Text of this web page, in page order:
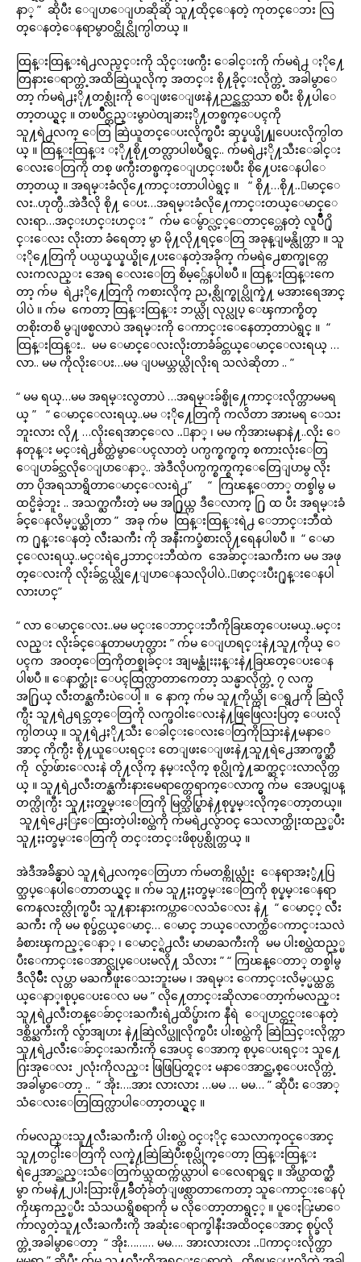
နာ္ ” ဆိုပီး ေျပာေျပာဆိုဆို သူ႔ထိုင္ေနတဲ့ ကုတင္ေဘး လြ
တ္ေနတဲ့ေနရာမွာဝင္ထိုင္လိုက္ပါတယ္ ။
ထြန္းထြန္းရဲ႕လည္ပင္းကို သိုင္းဖက္ပီး ေခါင္းကို က်မရဲ႕ ႏို႔ေ
တြနားေရာက္တဲ့အထိဆြဲယူလိုက္ အတင္း စို႔ခိုင္းလိုက္တဲ့ အခါမွာေ
တာ့ က်မရဲ႕ႏို႔တစ္လုံးကို ေျဖးေျဖးနဲ႔ညင္ညင္သာသာ စပီး စို႔ပါေ
တာ့တယ္ရွင္ ။ တၿပိဳင္တည္းမွာပဲတျခားႏို႔တစ္ဖက္ေပၚကို
သူ႔ရဲ႕လက္ ေတြ ဆြဲယူတင္ေပးလိုက္ၿပီး ဆုပ္နယ္ဖို႔ျပေပးလိုက္ပါတ
ယ္ ။ ထြန္းထြန္း ႏို႔စို႔တတ္လာပါၿပီရွင္.. က်မရဲ႕ႏို႔သီးေခါင္း
ေလးေတြကို တစ္ ဖက္ပီးတစ္ဖက္ေျပာင္းၿပီး စို႔ေပးေနပါေ
တာ့တယ္ ။ အရမ္းခံလို႔ေကာင္းတာပါပဲရွင္ ။ “ စို႔…စို႔..ေမာင္ေ
လး..ဟုတ္ပီ..အဲဒီလို စို႔ ေပး…အရမ္းခံလို႔ေကာင္းတယ္ေမာင္ေ
လးရာ…အင္းဟင္းဟင္း ” က်မ ေမွ်ာ္လင့္ေတာင့္တေနတဲ့ လူပ်ိဳ႐ို
င္းေလး လိုးတာ ခံရေတာ့ မွာ မို႔လို႔ရင္ေတြ အခုန္ျမန္လိုက္တာ ။ သူ
ႏို႔ေတြကို ပယ္ပယ္နယ္နယ္စို႔ေပးေနတဲ့အခိုက္ က်မရဲ႕ေစာက္ဖုတ္ကေ
လးကလည္း အေရ ေလးေတြ စိမ့္က်ေနပါၿပီ ။ ထြန္းထြန္းကေ
တာ့ က်မ ရဲ႕ႏို႔ေတြကို ကစားလိုက္ ညႇစ္လိုက္စုပ္လိုက္နဲ႔ မအားရေအာင္
ပါပဲ ။ က်မ ကေတာ့ ထြန္းထြန္း ဘယ္လို လုပ္လုပ္ ေၾကာက္စိတ္
တစိုးတစိ မွျဖစ္မလာပဲ အရမ္းကို ေကာင္းေနေတာ့တာပဲရွင္ ။ “
ထြန္းထြန္း.. မမ ေမာင္ေလးလိုးတာခံခ်င္တယ္ေမာင္ေလးရယ္ …
လာ.. မမ ကိုလိုးေပး…မမ ျပမယ္ဘယ္လိုလိုးရ သလဲဆိုတာ .. ”
“ မမ ရယ္…မမ အရမ္းလွတာပဲ …အရမ္းခ်စ္ဖို႔ေကာင္းလိုက္တာမမရ
ယ္ ” “ ေမာင္ေလးရယ္..မမ ႏို႔ေတြကို ကလိတာ အားမရ ေသး
ဘူးလား လို႔ …လိုးရေအာင္ေလ ..ေနာ္ ၊ မမ ကိုအားမနာနဲ႔..လိုး ေ
နတုန္း မင္းရဲ႕စိတ္ထဲမွာေပၚလာတဲ့ ပက္ပက္စက္စက္ စကားလုံးေတြ
ေျပာခ်င္သလိုေျပာေနာ္.. အဲဒီလိုပက္ပက္စက္စက္ေတြေျပာမွ လိုး
တာ ပိုအရသာရွိတာေမာင္ေလးရဲ႕” “ ကြၽန္ေတာ္ တစ္ခါမွ မ
ထင္မိခဲ့ဘူး .. အသက္ႀကီးတဲ့ မမ အ႐ြယ္က ဒီေလာက္ ႐ြ ထ ပီး အရမ္းခံ
ခ်င္ေနလိမ့္မယ္ဆိုတာ ” အခု က်မ ထြန္းထြန္းရဲ႕ ေဘာင္းဘီထဲ
က ႐ုန္းေနတဲ့ လီးႀကီး ကို အနီးကပ္ခံစားလို႔ရေနပါၿပီ ။ “ ေမာ
င္ေလးရယ္..မင္းရဲ႕ေဘာင္းဘီထဲက အေခ်ာင္းႀကီးက မမ အဖု
တ္ေလးကို လိုးခ်င္တယ္လို႔ေျပာေနသလိုပါပဲ..ေဖာင္းပီး႐ုန္းေနပါ
လားဟင္”
“ လာ ေမာင္ေလး..မမ မင္းေဘာင္းဘီကိုခြၽတ္ေပးမယ္..မင္း
လည္း လိုးခ်င္ေနတာမဟုတ္လား ” က်မ ေျပာရင္းနဲ႔သူ႔ကိုယ္ ေ
ပၚက အဝတ္ေတြကိုတစ္ခုခ်င္း အျမန္ဆုံးႏႈန္းနဲ႔ခြၽတ္ေပးေန
ပါၿပီ ။ ေနာက္ဆုံး ေပၚထြက္လာတာကေတာ့ သန္မာလိုက္တဲ့ ၇ လက္မ
အ႐ြယ္ လီးတန္ႀကီးပဲေပါ့ ။ ေနာက္ က်မ သူ႔ကိုယ္ကို ေရွ႕ကို ဆြဲလို
က္ပီး သူ႔ရဲ႕ရင္ဘတ္ေတြကို လက္ဖဝါးေလးနဲ႔ဖြဖြေလးပြတ္ ေပးလို
က္ပါတယ္ ။ သူ႔ရဲ႕ႏို႔သီး ေခါင္းေလးေတြကိုသြားနဲ႔မနာေ
အာင္ ကိုက္ပီး စို႔ယူေပးရင္း တေျဖးေျဖးနဲ႔သူ႔ရဲ႕ေအာက္ဖက္ဆီ
ကို လွ်ာဖ်ားေလးနဲ တို႔လိုက္ နမ္းလိုက္ စုပ္လိုက္နဲ႔ဆက္ဆင္းလာလိုက္တ
ယ္ ။ သူ႔ရဲ႕လီးတန္ႀကီးနားမေရာက္တေရာက္ေလာက္မွ က်မ အေပၚျပန္
တက္လိုက္ပီး သူ႔ႏႈတ္ခမ္းေတြကို မြတ္သိပ္စြာနဲ႔စုပ္နမ္းလိုက္ေတာ့တယ္။
သူ႔ရဲ႕ေႏြးေထြးတဲ့ပါးစပ္ထဲကို က်မရဲ႕လွ်ာဝင္ သေလာက္ထိုးထည့္ၿပီး
သူ႔ႏႈတ္ခမ္းေတြကို တင္းတင္းဖိစုပ္ပစ္လိုက္တယ္ ။
အဲဒီအခ်ိန္မွာပဲ သူ႔ရဲ႕လက္ေတြဟာ က်မတစ္ကိုယ္လုံး ေနရာအႏွံ႔ပြ
တ္သပ္ေနပါေတာတယ္ရွင္ ။ က်မ သူ႔ႏႈတ္ခမ္းေတြကို စုပ္နမ္းေနရာ
ကေနလႊတ္လိုက္ၿပီး သူ႔နားနားကပ္ကာေလသံေလး နဲ႔ “ ေမာင့္ လီး
ႀကီး ကို မမ စုပ္ခ်င္တယ္ေမာင္… ေမာင္ ဘယ္ေလာက္ထိေကာင္းသလဲ
ခံစားၾကည့္ေနာ္ ၊ ေမာင့္ရဲ႕လီး မာမာႀကီးကို မမ ပါးစပ္ထဲထည့္ၿ
ပီးေကာင္းေအာင္လုပ္ေပးမလို႔ သိလား ” “ ကြၽန္ေတာ္ တစ္ခါမွ
ဒီလိုမ်ိဳး လုပ္တာ မႀကဳံဖူးေသးဘူးမမ ၊ အရမ္း ေကာင္းလိမ့္မယ္ထင္တ
ယ္ေနာ္၊စုပ္ေပးေလ မမ ” လို႔ေတာင္းဆိုလာေတာ့က်မလည္း
သူ႔ရဲ႕လီးတန္ေခ်ာင္းႀကီးရဲ႕ထိပ္ဖ်ားက နီရဲ ေျပာင္တင္းေနတဲ့
ဒစ္ထိပ္ႀကီးကို လွ်ာအျပား နဲ႔ဆြဲလိပ္ယူလိုက္ၿပီး ပါးစပ္ထဲကို ဆြဲသြင္းလိုက္ကာ
သူ႔ရဲ႕လီးေခ်ာင္းႀကီးကို အေပၚ ေအာက္ စုပ္ေပးရင္း သူ႔ေ
ဂြးအုေလး ၂လုံးကိုလည္း ဖြဖြပြတ္ရင္း မနာေအာင္ညႇစ္ေပးလိုက္တဲ့
အခါမွာေတာ့ .. “ အိုး….အား လားလား …မမ … မမ… ” ဆိုပီး ေအာ္
သံေလးေတြထြက္လာပါေတာ့တယ္ရွင္ ။
က်မလည္းသူ႔လီးႀကီးကို ပါးစပ္ထဲ ဝင္ႏိုင္ သေလာက္ဝင္ေအာင္
သူ႔တင္ပါးေတြကို လက္နဲ႔ဆြဲဆြဲပီးစုပ္လိုက္ေတာ့ ထြန္းထြန္း
ရဲ႕ေအာ္ညည္းသံေတြက်ယ္သထက္က်ယ္လာပါ ေလေရာရွင္ ။ အိပ္ယာထက္ဆီ
မွာ က်မနဲ႔၂ပါးသြားဖို႔ခ်ီတုံခ်တုံျဖစ္လာတာကေတာ့ သူေကာင္းေနပုံ
ကိုၾကည့္ၿပီး သံသယရွိစရာကို မ လိုေတာ့တာရွင့္ ။ ပူေႏြးမာေ
က်ာလွတဲ့သူ႔လီးႀကီးကို အဆုံးေရာက္ခါနီးအထိဝင္ေအာင္ စုပ္ခ်လို
က္တဲ့အခါမွာေတာ့ “ အိုး……… မမ…. အားလားလား ..ေကာင္းလိုက္တာ